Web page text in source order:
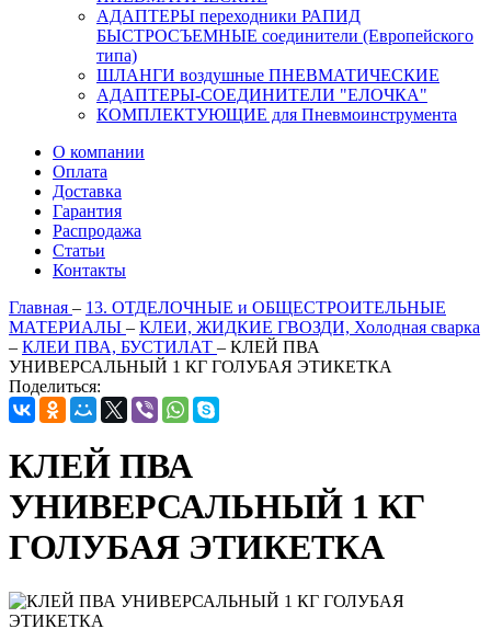
АДАПТЕРЫ переходники РАПИД
БЫСТРОСЪЕМНЫЕ соединители (Европейского
типа)
ШЛАНГИ воздушные ПНЕВМАТИЧЕСКИЕ
АДАПТЕРЫ-СОЕДИНИТЕЛИ "ЕЛОЧКА"
КОМПЛЕКТУЮЩИЕ для Пневмоинструмента
О компании
Оплата
Доставка
Гарантия
Распродажа
Статьи
Контакты
Главная – 13. ОТДЕЛОЧНЫЕ и ОБЩЕСТРОИТЕЛЬНЫЕ
МАТЕРИАЛЫ – КЛЕИ, ЖИДКИЕ ГВОЗДИ, Холодная сварка
– КЛЕИ ПВА, БУСТИЛАТ – КЛЕЙ ПВА
УНИВЕРСАЛЬНЫЙ 1 КГ ГОЛУБАЯ ЭТИКЕТКА
Поделиться:
КЛЕЙ ПВА
УНИВЕРСАЛЬНЫЙ 1 КГ
ГОЛУБАЯ ЭТИКЕТКА